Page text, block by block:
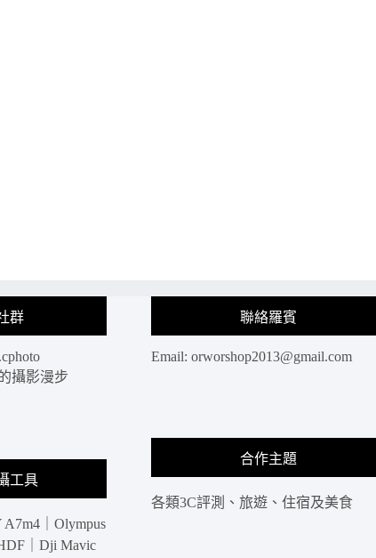
群
攝影漫步
工具
｜Olympus
｜Dji Mavic
聯絡羅賓
Email: orworshop2013@gmail.com
合作主題
各類3C評測、旅遊、住宿及美食